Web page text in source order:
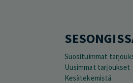
Suosituimmat
Uusimmat tarjoukset
Kesätekemistä